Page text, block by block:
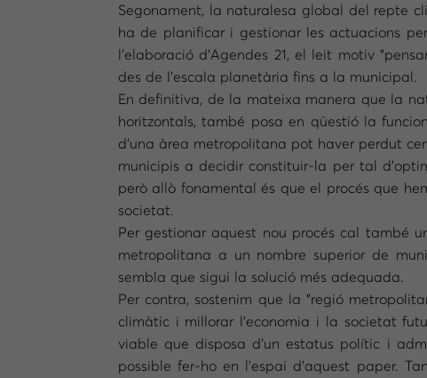
Segonament, la naturalesa global del repte
ha de planificar i gestionar les actuacions
l’elaboració d’Agendes 21, el leit motiv
des de l’escala planetària fins a la municipal.
En definitiva, de la mateixa manera que la
horitzontals, també posa en qüestió la
d’una àrea metropolitana pot haver perdut
municipis a decidir constituir-la per tal
però allò fonamental és que el procés que
societat.
Per gestionar aquest nou procés cal també
metropolitana a un nombre superior de
sembla que sigui la solució més adequada.
Per contra, sostenim que la “regió
climàtic i millorar l’economia i la societat
viable que disposa d’un estatus polític i
possible fer-ho en l’espai d’aquest paper.